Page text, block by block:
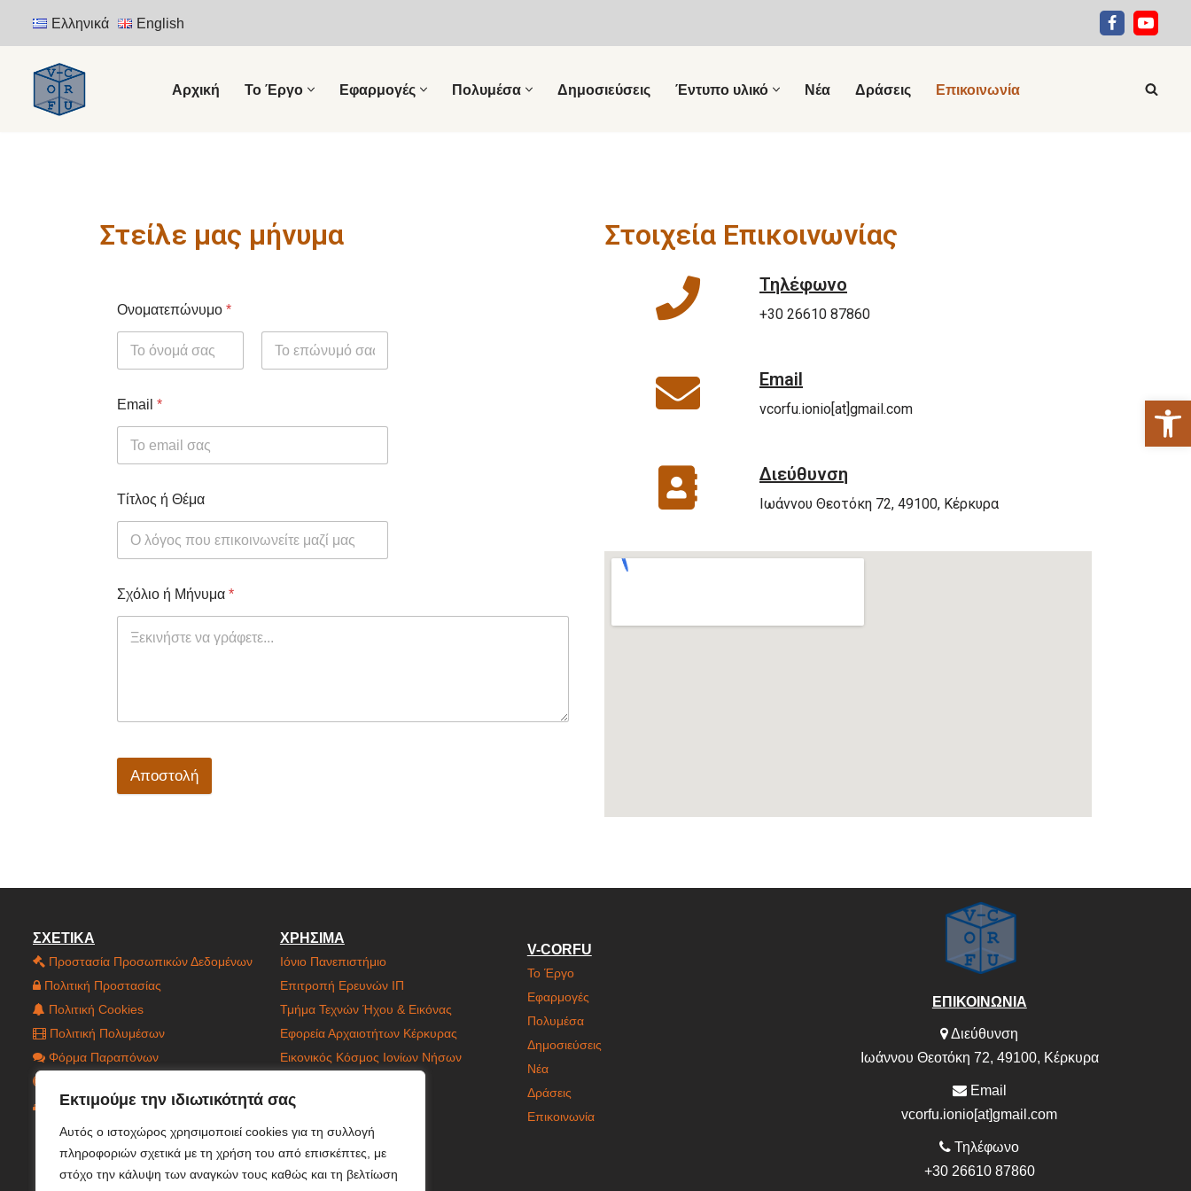
Εκτιμούμε την ιδιωτικότητά σας
Αυτός ο ιστοχώρος χρησιμοποιεί cookies για τη συλλογή
πληροφοριών σχετικά με τη χρήση του από επισκέπτες, με
στόχο την κάλυψη των αναγκών τους καθώς και τη βελτίωση
Μεταπηδήστε
στο
περιεχόμενο
Ελληνικά English
Αρχική Το Έργο Εφαρμογές Πολυμέσα Δημοσιεύσεις Έντυπο υλικό Νέα Δράσεις Επικοινωνία
Στείλε μας μήνυμα
Ονοματεπώνυμο *
Email *
Τίτλος ή Θέμα
Σχόλιο ή Μήνυμα *
Αποστολή
Στοιχεία Επικοινωνίας
Τηλέφωνο
+30 26610 87860
Email
vcorfu.ionio[at]gmail.com
Διεύθυνση
Ιωάννου Θεοτόκη 72, 49100, Κέρκυρα
ΣΧΕΤΙΚΑ
Προστασία Προσωπικών Δεδομένων
Πολιτική Προστασίας
Πολιτική Cookies
Πολιτική Πολυμέσων
Φόρμα Παραπόνων
Χάρτης Ιστοτόπου
ΧΡΗΣΙΜΑ
Ιόνιο Πανεπιστήμιο
Επιτροπή Ερευνών ΙΠ
Τμήμα Τεχνών Ήχου & Εικόνας
Εφορεία Αρχαιοτήτων Κέρκυρας
Εικονικός Κόσμος Ιονίων Νήσων
Έργο C.CAGE
V-CORFU
Το Έργο
Εφαρμογές
Πολυμέσα
Δημοσιεύσεις
Νέα
Δράσεις
Επικοινωνία
ΕΠΙΚΟΙΝΩΝΙΑ
Διεύθυνση
Ιωάννου Θεοτόκη 72, 49100, Κέρκυρα
Email
vcorfu.ionio[at]gmail.com
Τηλέφωνο
+30 26610 87860